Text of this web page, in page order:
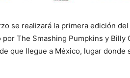
se realizará la primera edición
The Smashing Pumpkins y
que llegue a México, lugar donde